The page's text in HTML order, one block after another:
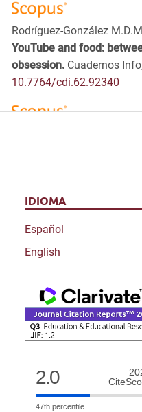
Rodríguez-González
YouTube and food:
obsession. Cuadernos
10.7764/cdi.62.92340
Psychology
10.21071/psye.v15i1.15277
IDIOMA
Español
English
2.0
47th percentile